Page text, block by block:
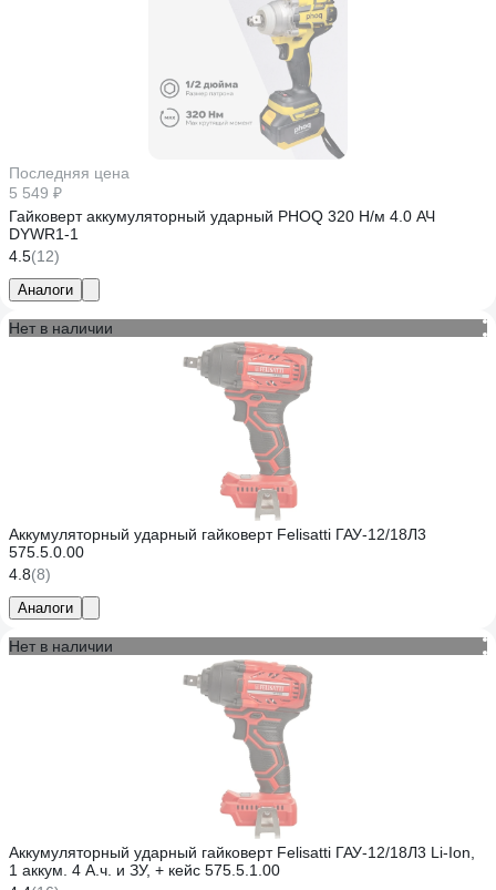
Последняя цена
5 549 ₽
Гайковерт аккумуляторный ударный PHOQ 320 Н/м 4.0 АЧ
DYWR1-1
4.5(12)
Аналоги
Нет в наличии
Аккумуляторный ударный гайковерт Felisatti ГАУ-12/18Л3
575.5.0.00
4.8(8)
Аналоги
Нет в наличии
Аккумуляторный ударный гайковерт Felisatti ГАУ-12/18Л3 Li-Ion,
1 аккум. 4 А.ч. и ЗУ, + кейс 575.5.1.00